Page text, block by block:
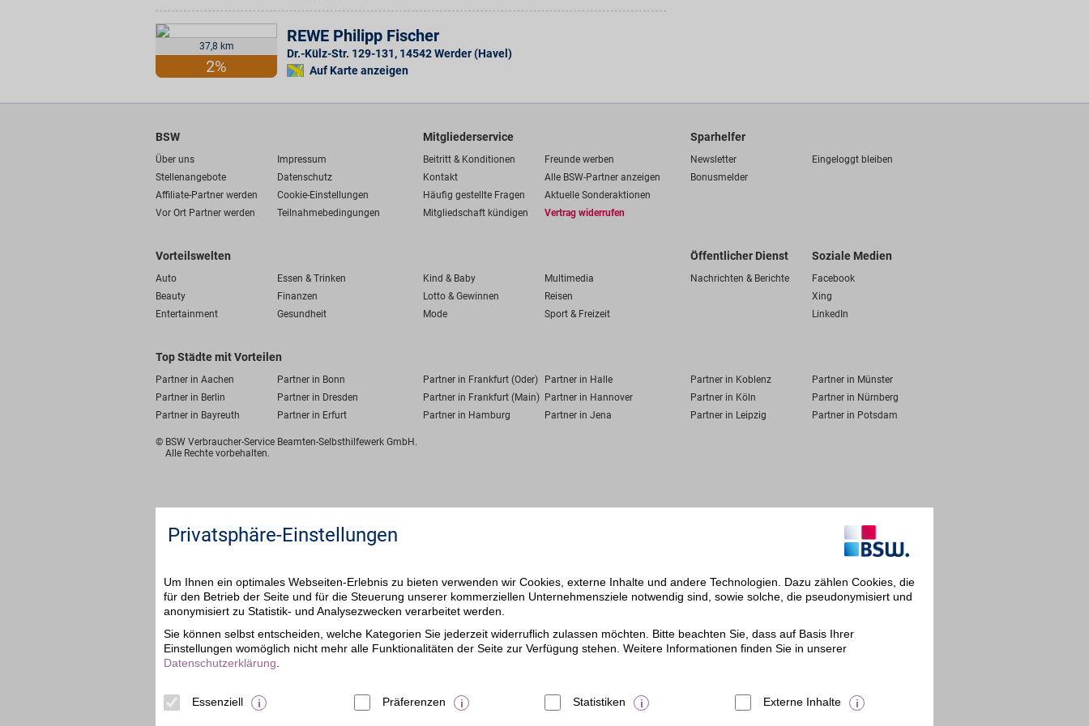
37,8 km
2%
REWE Philipp Fischer
Dr.-Külz-Str. 129-131, 14542Werder (Havel)
Auf Karte anzeigen
BSW
Über uns
Impressum
Stellenangebote
Datenschutz
Affiliate-Partner werden
Cookie-Einstellungen
Vor Ort Partner werden
Teilnahmebedingungen
Mitgliederservice
Beitritt & Konditionen
Freunde werben
Kontakt
Alle BSW-Partner anzeigen
Häufig gestellte Fragen
Aktuelle Sonderaktionen
Mitgliedschaft kündigen
Vertrag widerrufen
Sparhelfer
Newsletter
Eingeloggt bleiben
Bonusmelder
Vorteilswelten
Auto Essen & Trinken Kind & Baby
Multimedia
Beauty
Finanzen Lotto & Gewinnen
Reisen
Entertainment
Gesundheit Mode Sport & Freizeit
Öffentlicher Dienst
Nachrichten & Berichte
Soziale Medien
Facebook
Xing
LinkedIn
Top Städte mit Vorteilen
Partner in Aachen Partner in Bonn Partner in Frankfurt (Oder) Partner in Halle Partner in Koblenz
Partner in Münster
Partner in Berlin
Partner in Dresden Partner in Frankfurt (Main) Partner in Hannover Partner in Köln
Partner in Nürnberg
Partner in Bayreuth
Partner in Erfurt Partner in Hamburg Partner in Jena Partner in Leipzig Partner in Potsdam
© BSW Verbraucher-Service Beamten-Selbsthilfewerk GmbH.
Alle Rechte vorbehalten.
Privatsphäre-Einstellungen
Um Ihnen ein optimales Webseiten-Erlebnis zu bieten verwenden wir Cookies, externe Inhalte und andere Technologien. Dazu zählen Cookies, die
für den Betrieb der Seite und für die Steuerung unserer kommerziellen Unternehmensziele notwendig sind, sowie solche, die pseudonymisiert und
anonymisiert zu Statistik- und Analysezwecken verarbeitet werden.
Sie können selbst entscheiden, welche Kategorien Sie jederzeit widerruflich zulassen möchten. Bitte beachten Sie, dass auf Basis Ihrer
Einstellungen womöglich nicht mehr alle Funktionalitäten der Seite zur Verfügung stehen. Weitere Informationen finden Sie in unserer
Datenschutzerklärung
Essenziell Präferenzen Statistiken Externe Inhalte